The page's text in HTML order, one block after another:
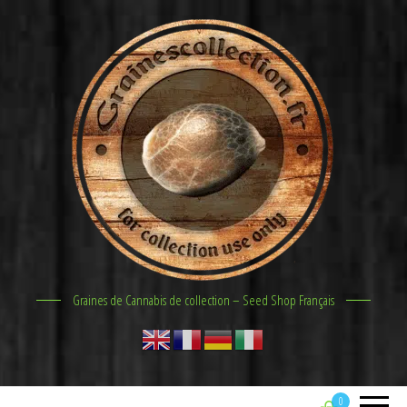
Graines de Cannabis de collection – Seed Shop Français
0